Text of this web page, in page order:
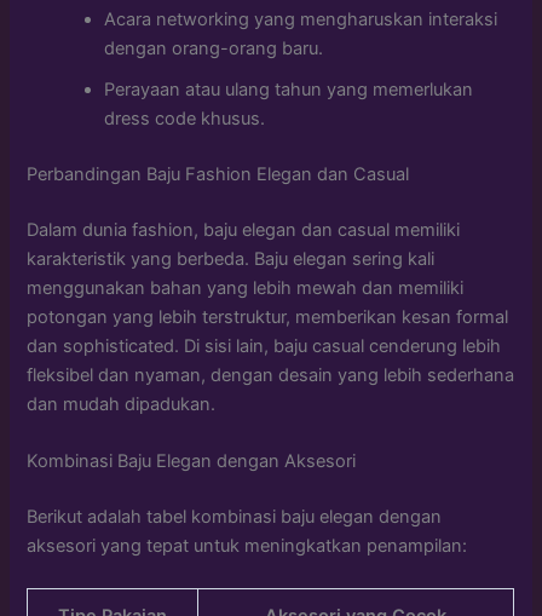
Acara networking yang mengharuskan interaksi
dengan orang-orang baru.
Perayaan atau ulang tahun yang memerlukan
dress code khusus.
Perbandingan Baju Fashion Elegan dan Casual
Dalam dunia fashion, baju elegan dan casual memiliki
karakteristik yang berbeda. Baju elegan sering kali
menggunakan bahan yang lebih mewah dan memiliki
potongan yang lebih terstruktur, memberikan kesan formal
dan sophisticated. Di sisi lain, baju casual cenderung lebih
fleksibel dan nyaman, dengan desain yang lebih sederhana
dan mudah dipadukan.
Kombinasi Baju Elegan dengan Aksesori
Berikut adalah tabel kombinasi baju elegan dengan
aksesori yang tepat untuk meningkatkan penampilan: